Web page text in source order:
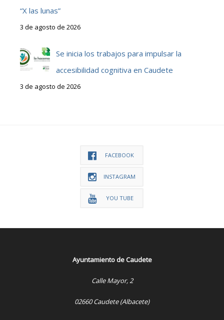
“X las lunas”
3 de agosto de 2026
Se inicia los trabajos para impulsar la
accesibilidad cognitiva en Caudete
3 de agosto de 2026
FACEBOOK
INSTAGRAM
YOU TUBE
Ayuntamiento de Caudete
Calle Mayor, 2
02660 Caudete (Albacete)